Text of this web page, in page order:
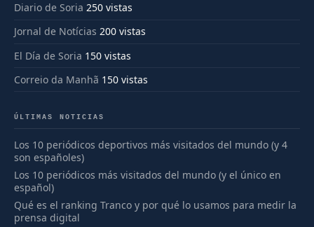
Diario de Soria 250 vistas
Jornal de Notícias 200 vistas
El Día de Soria 150 vistas
Correio da Manhã 150 vistas
ÚLTIMAS NOTICIAS
Los 10 periódicos deportivos más visitados del mundo (y 4
son españoles)
Los 10 periódicos más visitados del mundo (y el único en
español)
Qué es el ranking Tranco y por qué lo usamos para medir la
prensa digital